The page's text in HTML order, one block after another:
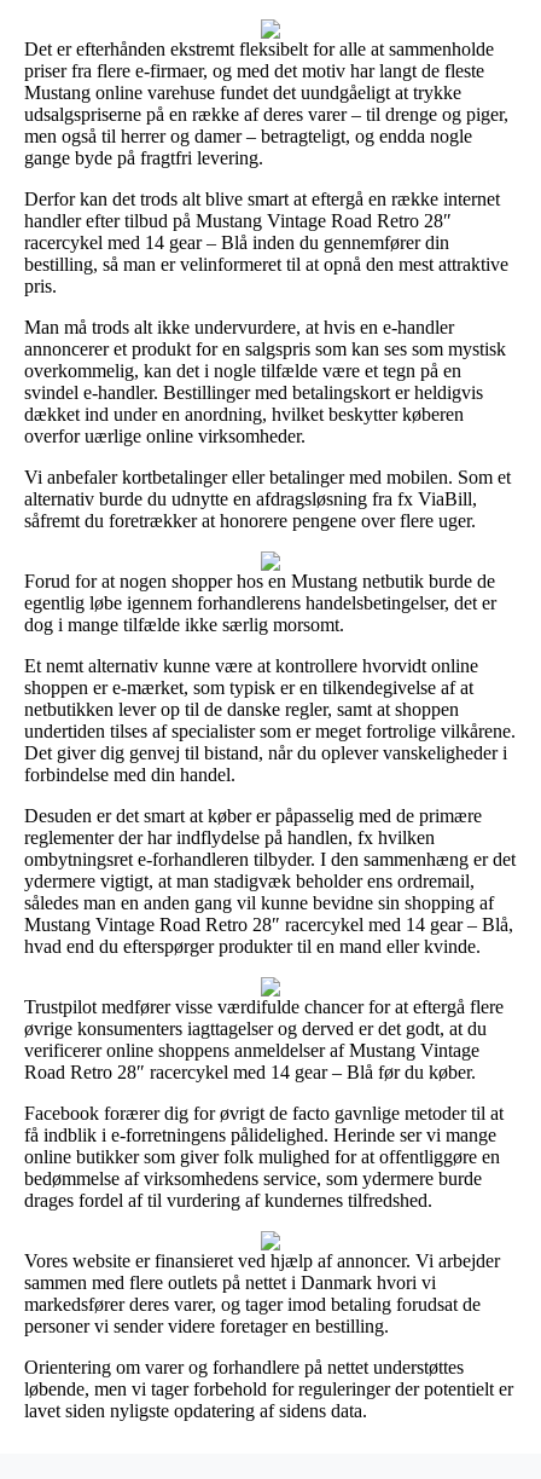
Det er efterhånden ekstremt fleksibelt for alle at sammenholde
priser fra flere e-firmaer, og med det motiv har langt de fleste
Mustang online varehuse fundet det uundgåeligt at trykke
udsalgspriserne på en række af deres varer – til drenge og piger,
men også til herrer og damer – betragteligt, og endda nogle
gange byde på fragtfri levering.
Derfor kan det trods alt blive smart at eftergå en række internet
handler efter tilbud på Mustang Vintage Road Retro 28″
racercykel med 14 gear – Blå inden du gennemfører din
bestilling, så man er velinformeret til at opnå den mest attraktive
pris.
Man må trods alt ikke undervurdere, at hvis en e-handler
annoncerer et produkt for en salgspris som kan ses som mystisk
overkommelig, kan det i nogle tilfælde være et tegn på en
svindel e-handler. Bestillinger med betalingskort er heldigvis
dækket ind under en anordning, hvilket beskytter køberen
overfor uærlige online virksomheder.
Vi anbefaler kortbetalinger eller betalinger med mobilen. Som et
alternativ burde du udnytte en afdragsløsning fra fx ViaBill,
såfremt du foretrækker at honorere pengene over flere uger.
Forud for at nogen shopper hos en Mustang netbutik burde de
egentlig løbe igennem forhandlerens handelsbetingelser, det er
dog i mange tilfælde ikke særlig morsomt.
Et nemt alternativ kunne være at kontrollere hvorvidt online
shoppen er e-mærket, som typisk er en tilkendegivelse af at
netbutikken lever op til de danske regler, samt at shoppen
undertiden tilses af specialister som er meget fortrolige vilkårene.
Det giver dig genvej til bistand, når du oplever vanskeligheder i
forbindelse med din handel.
Desuden er det smart at køber er påpasselig med de primære
reglementer der har indflydelse på handlen, fx hvilken
ombytningsret e-forhandleren tilbyder. I den sammenhæng er det
ydermere vigtigt, at man stadigvæk beholder ens ordremail,
således man en anden gang vil kunne bevidne sin shopping af
Mustang Vintage Road Retro 28″ racercykel med 14 gear – Blå,
hvad end du efterspørger produkter til en mand eller kvinde.
Trustpilot medfører visse værdifulde chancer for at eftergå flere
øvrige konsumenters iagttagelser og derved er det godt, at du
verificerer online shoppens anmeldelser af Mustang Vintage
Road Retro 28″ racercykel med 14 gear – Blå før du køber.
Facebook forærer dig for øvrigt de facto gavnlige metoder til at
få indblik i e-forretningens pålidelighed. Herinde ser vi mange
online butikker som giver folk mulighed for at offentliggøre en
bedømmelse af virksomhedens service, som ydermere burde
drages fordel af til vurdering af kundernes tilfredshed.
Vores website er finansieret ved hjælp af annoncer. Vi arbejder
sammen med flere outlets på nettet i Danmark hvori vi
markedsfører deres varer, og tager imod betaling forudsat de
personer vi sender videre foretager en bestilling.
Orientering om varer og forhandlere på nettet understøttes
løbende, men vi tager forbehold for reguleringer der potentielt er
lavet siden nyligste opdatering af sidens data.